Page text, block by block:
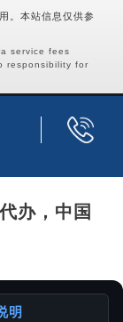
。本站信息仅供参
service fees
responsibility for
办，中国
明